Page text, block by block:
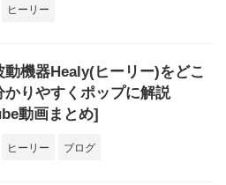
ヒーリー
動機器Healy(ヒーリー)をどこ
かりやすくポップに解説
動画まとめ]
ヒーリー ブログ